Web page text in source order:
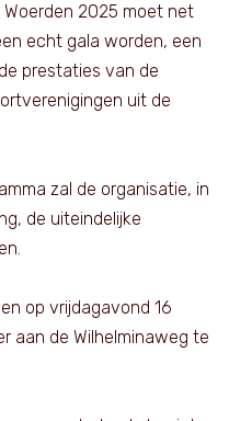
2025 moet net
echt gala worden, een
prestaties van de
uit de
zal de organisatie, in
de uiteindelijke
op vrijdagavond 16
aan de Wilhelminaweg te